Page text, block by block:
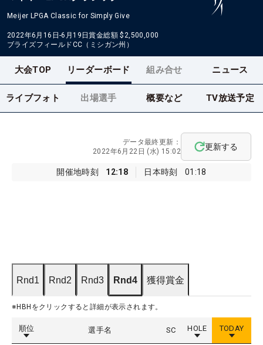
Meijer LPGA Classic for Simply Give
2022年6月16日-6月19日賞金総額 $2,500,000
ブライズフィールドCC（ミシガン州）
大会TOP リーダーボード 組み合せ ニュース
ライブフォト 出場選手 概要など TV放送予定
開催地時刻 12:18 日本時刻 01:18
データ最終更新：
2022年6月22日 (水) 15:02
更新する
Rnd1 Rnd2 Rnd3 Rnd4 獲得賞金
※HBHをクリックすると詳細が表示されます。
順位 選手名 SC HOLE TODAY